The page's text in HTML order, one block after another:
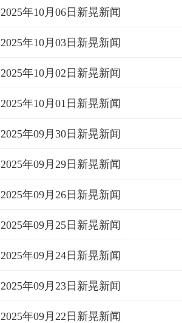
2025年10月06日新晃新闻
2025年10月03日新晃新闻
2025年10月02日新晃新闻
2025年10月01日新晃新闻
2025年09月30日新晃新闻
2025年09月29日新晃新闻
2025年09月26日新晃新闻
2025年09月25日新晃新闻
2025年09月24日新晃新闻
2025年09月23日新晃新闻
2025年09月22日新晃新闻